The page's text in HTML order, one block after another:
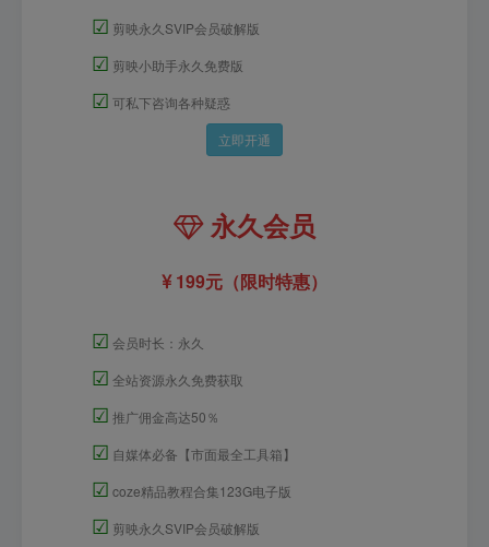
☑ 剪映永久SVIP会员破解版
☑ 剪映小助手永久免费版
☑ 可私下咨询各种疑惑
立即开通
永久会员
199元（限时特惠）
☑ 会员时长：永久
☑ 全站资源永久免费获取
☑ 推广佣金高达50％
☑ 自媒体必备【市面最全工具箱】
☑ coze精品教程合集123G电子版
☑ 剪映永久SVIP会员破解版